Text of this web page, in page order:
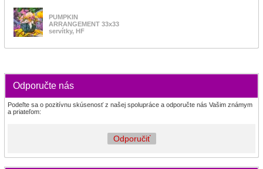
PUMPKIN
ARRANGEMENT 33x33
servítky, HF
Odporučte nás
Podeľte sa o pozitívnu skúsenosť z našej spolupráce a odporučte nás Vašim známym
a priateľom:
Odporučiť